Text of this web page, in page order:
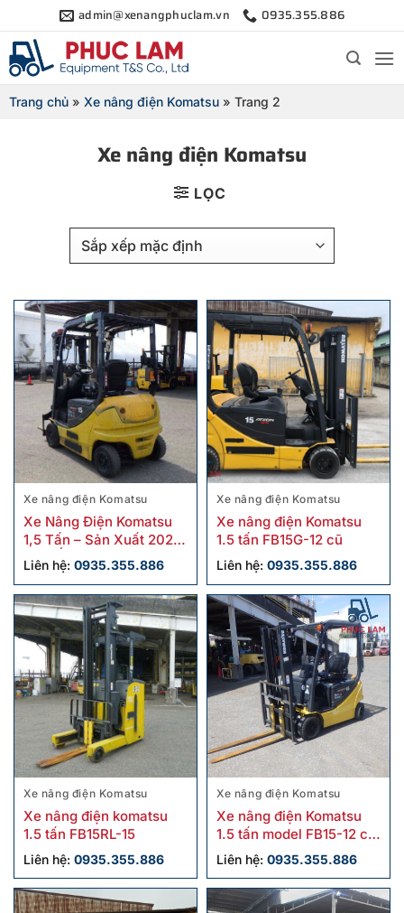
qua
nội
dung
admin@xenangphuclam.vn 0935.355.886
Trang chủ » Xe nâng điện Komatsu » Trang 2
Xe nâng điện Komatsu
LỌC
Xe nâng điện Komatsu
Xe Nâng Điện Komatsu
1,5 Tấn – Sản Xuất 2022,
Bình Ắc Quy 2023
Liên hệ: 0935.355.886
Xe nâng điện Komatsu
Xe nâng điện Komatsu
1.5 tấn FB15G-12 cũ
Liên hệ: 0935.355.886
Xe nâng điện Komatsu
Xe nâng điện komatsu
1.5 tấn FB15RL-15
Liên hệ: 0935.355.886
Xe nâng điện Komatsu
Xe nâng điện Komatsu
1.5 tấn model FB15-12 cũ
sx 2019
Liên hệ: 0935.355.886